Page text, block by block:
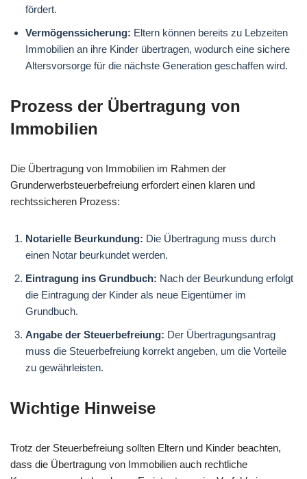
fördert.
Vermögenssicherung: Eltern können bereits zu Lebzeiten
Immobilien an ihre Kinder übertragen, wodurch eine sichere
Altersvorsorge für die nächste Generation geschaffen wird.
Prozess der Übertragung von
Immobilien
Die Übertragung von Immobilien im Rahmen der
Grunderwerbsteuerbefreiung erfordert einen klaren und
rechtssicheren Prozess:
Notarielle Beurkundung: Die Übertragung muss durch
einen Notar beurkundet werden.
Eintragung ins Grundbuch: Nach der Beurkundung erfolgt
die Eintragung der Kinder als neue Eigentümer im
Grundbuch.
Angabe der Steuerbefreiung: Der Übertragungsantrag
muss die Steuerbefreiung korrekt angeben, um die Vorteile
zu gewährleisten.
Wichtige Hinweise
Trotz der Steuerbefreiung sollten Eltern und Kinder beachten,
dass die Übertragung von Immobilien auch rechtliche